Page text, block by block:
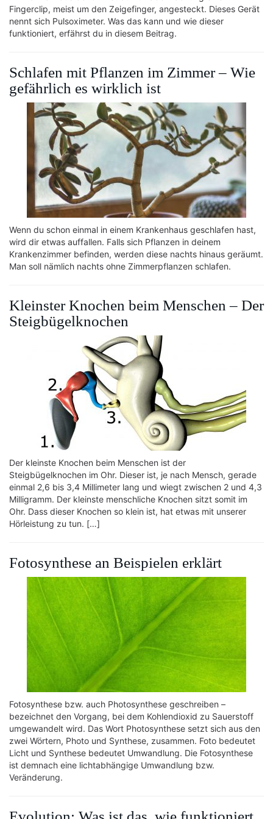
Fingerclip, meist um den Zeigefinger, angesteckt. Dieses Gerät
nennt sich Pulsoximeter. Was das kann und wie dieser
funktioniert, erfährst du in diesem Beitrag.
Schlafen mit Pflanzen im Zimmer – Wie
gefährlich es wirklich ist
Wenn du schon einmal in einem Krankenhaus geschlafen hast,
wird dir etwas auffallen. Falls sich Pflanzen in deinem
Krankenzimmer befinden, werden diese nachts hinaus geräumt.
Man soll nämlich nachts ohne Zimmerpflanzen schlafen.
Kleinster Knochen beim Menschen – Der
Steigbügelknochen
Der kleinste Knochen beim Menschen ist der
Steigbügelknochen im Ohr. Dieser ist, je nach Mensch, gerade
einmal 2,6 bis 3,4 Millimeter lang und wiegt zwischen 2 und 4,3
Milligramm. Der kleinste menschliche Knochen sitzt somit im
Ohr. Dass dieser Knochen so klein ist, hat etwas mit unserer
Hörleistung zu tun. […]
Fotosynthese an Beispielen erklärt
Fotosynthese bzw. auch Photosynthese geschreiben –
bezeichnet den Vorgang, bei dem Kohlendioxid zu Sauerstoff
umgewandelt wird. Das Wort Photosynthese setzt sich aus den
zwei Wörtern, Photo und Synthese, zusammen. Foto bedeutet
Licht und Synthese bedeutet Umwandlung. Die Fotosynthese
ist demnach eine lichtabhängige Umwandlung bzw.
Veränderung.